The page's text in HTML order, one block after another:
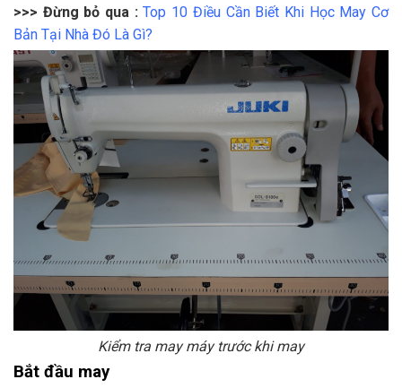
>>> Đừng bỏ qua : Top 10 Điều Cần Biết Khi Học May Cơ
Bản Tại Nhà Đó Là Gì?
Kiểm tra may máy trước khi may
Bắt đầu may